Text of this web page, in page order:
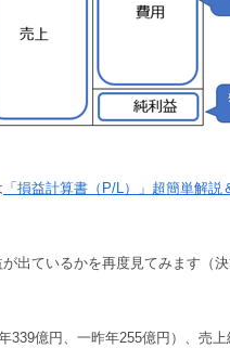
「損益計算書（P/L）」超簡単解説
出ているかを再度見てみます（
339億円、一昨年255億円）、売